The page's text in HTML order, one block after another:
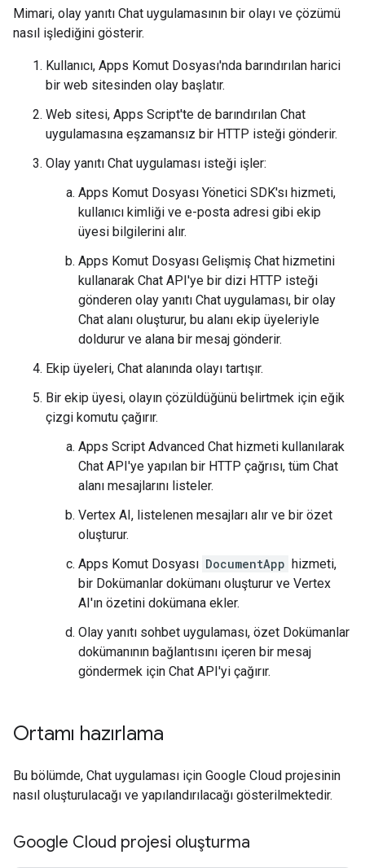
Mimari, olay yanıtı Chat uygulamasının bir olayı ve çözümü
nasıl işlediğini gösterir.
Kullanıcı, Apps Komut Dosyası'nda barındırılan harici
bir web sitesinden olay başlatır.
Web sitesi, Apps Script'te de barındırılan Chat
uygulamasına eşzamansız bir HTTP isteği gönderir.
Olay yanıtı Chat uygulaması isteği işler:
Apps Komut Dosyası Yönetici SDK'sı hizmeti,
kullanıcı kimliği ve e-posta adresi gibi ekip
üyesi bilgilerini alır.
Apps Komut Dosyası Gelişmiş Chat hizmetini
kullanarak Chat API'ye bir dizi HTTP isteği
gönderen olay yanıtı Chat uygulaması, bir olay
Chat alanı oluşturur, bu alanı ekip üyeleriyle
doldurur ve alana bir mesaj gönderir.
Ekip üyeleri, Chat alanında olayı tartışır.
Bir ekip üyesi, olayın çözüldüğünü belirtmek için eğik
çizgi komutu çağırır.
Apps Script Advanced Chat hizmeti kullanılarak
Chat API'ye yapılan bir HTTP çağrısı, tüm Chat
alanı mesajlarını listeler.
Vertex AI, listelenen mesajları alır ve bir özet
oluşturur.
Apps Komut Dosyası DocumentApp hizmeti,
bir Dokümanlar dokümanı oluşturur ve Vertex
AI'ın özetini dokümana ekler.
Olay yanıtı sohbet uygulaması, özet Dokümanlar
dokümanının bağlantısını içeren bir mesaj
göndermek için Chat API'yi çağırır.
Ortamı hazırlama
Bu bölümde, Chat uygulaması için Google Cloud projesinin
nasıl oluşturulacağı ve yapılandırılacağı gösterilmektedir.
Google Cloud projesi oluşturma